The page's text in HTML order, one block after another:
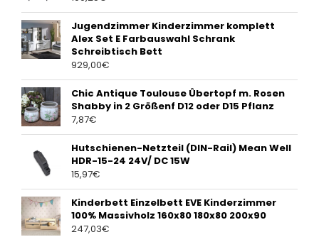
Jugendzimmer Kinderzimmer komplett
Alex Set E Farbauswahl Schrank
Schreibtisch Bett
929,00€
Chic Antique Toulouse Ûbertopf m. Rosen
Shabby in 2 Größenf D12 oder D15 Pflanz
7,87€
Hutschienen-Netzteil (DIN-Rail) Mean Well
HDR-15-24 24V/ DC 15W
15,97€
Kinderbett Einzelbett EVE Kinderzimmer
100% Massivholz 160x80 180x80 200x90
247,03€